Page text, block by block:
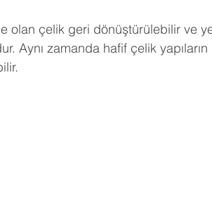
olan çelik geri dönüştürülebilir ve
Aynı zamanda hafif çelik